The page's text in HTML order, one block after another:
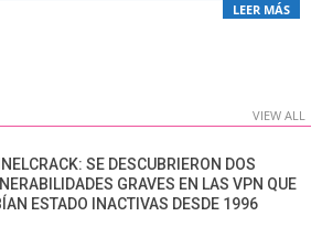
LEER MÁS
VIEW ALL
SE DESCUBRIERON DOS
GRAVES EN LAS VPN QUE
ESTADO INACTIVAS DESDE 1996